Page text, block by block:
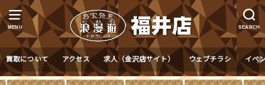
MENU SEARCH
買取について アクセス 求人（金沢店サイト） ウェブチラシ イベ